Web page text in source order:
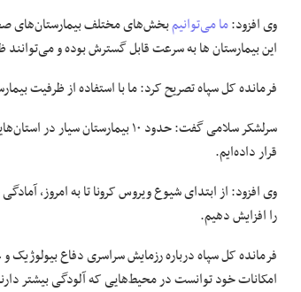
وی افزود:ما می‌توانیمبخش‌های مختلف بیمارستان‌های
این بیمارستان ها به سرعت قابل گسترش بوده و
فرمانده کل سپاه تصریح کرد: ما با استفاده از ظرفیت
سرلشکر سلامی گفت: حدود ۱۰
قرار داده‌ایم.
وی افزود: از ابتدای شیوع ویروس کرونا تا به امروز،
را افزایش دهیم.
فرمانده کل سپاه درباره رزمایش سراسری دفاع
امکانات خود توانست در محیط‌هایی که آلودگی بیشتر